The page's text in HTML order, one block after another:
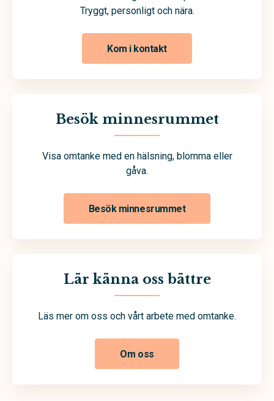
Tryggt, personligt och nära.
Kom i kontakt
Besök minnesrummet
Visa omtanke med en hälsning, blomma eller
gåva.
Besök minnesrummet
Lär känna oss bättre
Läs mer om oss och vårt arbete med omtanke.
Om oss